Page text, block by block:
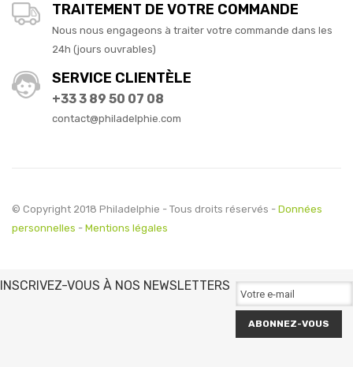
TRAITEMENT DE VOTRE COMMANDE
Nous nous engageons à traiter votre commande dans les
24h (jours ouvrables)
SERVICE CLIENTÈLE
+33 3 89 50 07 08
contact@philadelphie.com
© Copyright 2018 Philadelphie - Tous droits réservés - Données
personnelles - Mentions légales
INSCRIVEZ-VOUS À NOS NEWSLETTERS
ABONNEZ-VOUS